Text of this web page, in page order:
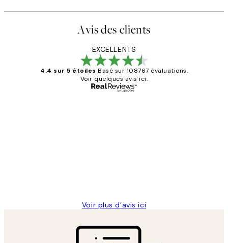
Avis des clients
EXCELLENTS
4.4 sur 5 étoiles Basé sur 108767 évaluations.
Voir quelques avis ici.
Voir plus d’avis ici